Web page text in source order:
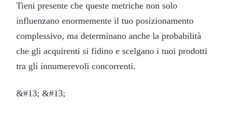
Tieni presente che queste metriche non solo
influenzano enormemente il tuo posizionamento
complessivo, ma determinano anche la probabilità
che gli acquirenti si fidino e scelgano i tuoi prodotti
tra gli innumerevoli concorrenti.
&#13; &#13;